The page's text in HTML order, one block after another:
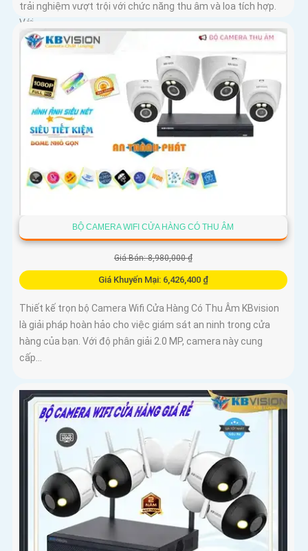
trải nghiệm vượt trội với chức năng thu âm và loa tích hợp.
Với...
BỘ CAMERA WIFI CỬA HÀNG CÓ THU ÂM
Giá Bán: 8,980,000 ₫
Giá Khuyến Mại: 6,426,400 ₫
Thiết kế trọn bộ Camera Wifi Cửa Hàng Có Thu Âm KBvision
là giải pháp hoàn hảo cho việc giám sát an ninh trong cửa
hàng của bạn. Với độ phân giải 2.0 MP, camera này cung
cấp...